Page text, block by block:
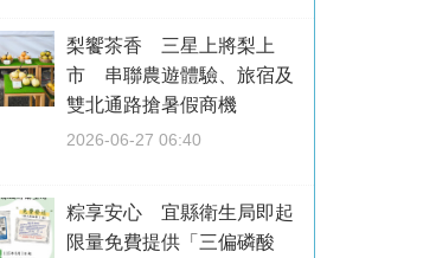
梨饗茶香 三星上將梨上
市 串聯農遊體驗、旅宿及
雙北通路搶暑假商機
2026-06-27 06:40
粽享安心 宜縣衛生局即起
限量免費提供「三偏磷酸